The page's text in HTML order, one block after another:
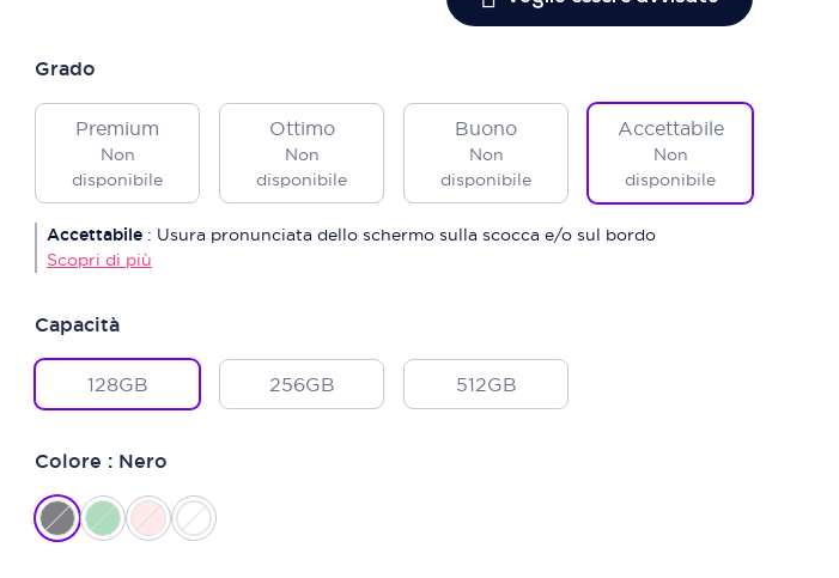
Grado
Premium
Non
disponibile
Ottimo
Non
disponibile
Buono
Non
disponibile
Accettabile
Non
disponibile
Accettabile : Usura pronunciata dello schermo sulla scocca e/o sul bordo
Scopri di più
Capacità
128GB 256GB 512GB
Colore : Nero